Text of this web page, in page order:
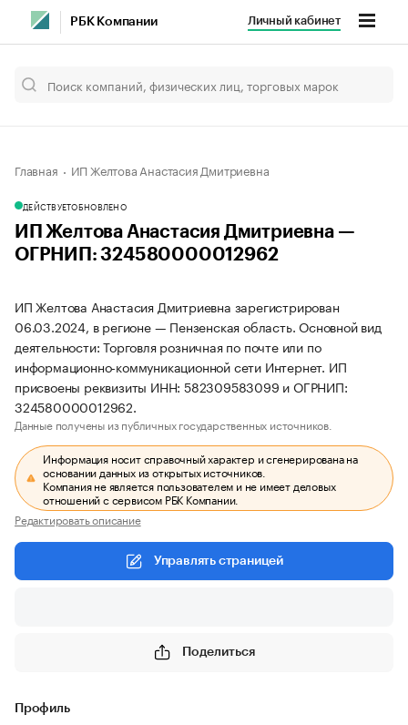
РБК Компании Личный кабинет
Главная ИП Желтова Анастасия Дмитриевна
ДЕЙСТВУЕТОБНОВЛЕНО
ИП Желтова Анастасия Дмитриевна —
ОГРНИП: 324580000012962
ИП Желтова Анастасия Дмитриевна зарегистрирован
06.03.2024, в регионе — Пензенская область. Основной вид
деятельности: Торговля розничная по почте или по
информационно-коммуникационной сети Интернет. ИП
присвоены реквизиты ИНН: 582309583099 и ОГРНИП:
324580000012962.
Данные получены из публичных государственных источников.
Информация носит справочный характер и сгенерирована на
основании данных из открытых источников.
Компания не является пользователем и не имеет деловых
отношений с сервисом РБК Компании.
Редактировать описание
Управлять страницей
Поделиться
Профиль